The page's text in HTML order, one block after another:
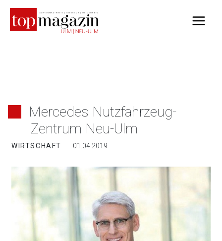
Inhalt
springen
Mercedes Nutzfahrzeug-
Zentrum Neu-Ulm
WIRTSCHAFT 01.04.2019